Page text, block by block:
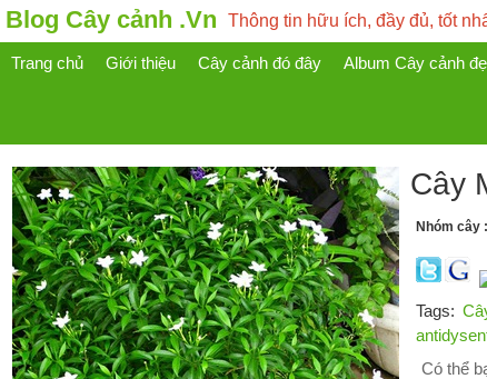
Blog Cây cảnh .Vn Thông tin hữu ích, đầy đủ, tốt
Trang chủ Giới thiệu Cây cảnh đó đây Album Cây cảnh
Cây
Nhóm cây :
Tags:
Có thể